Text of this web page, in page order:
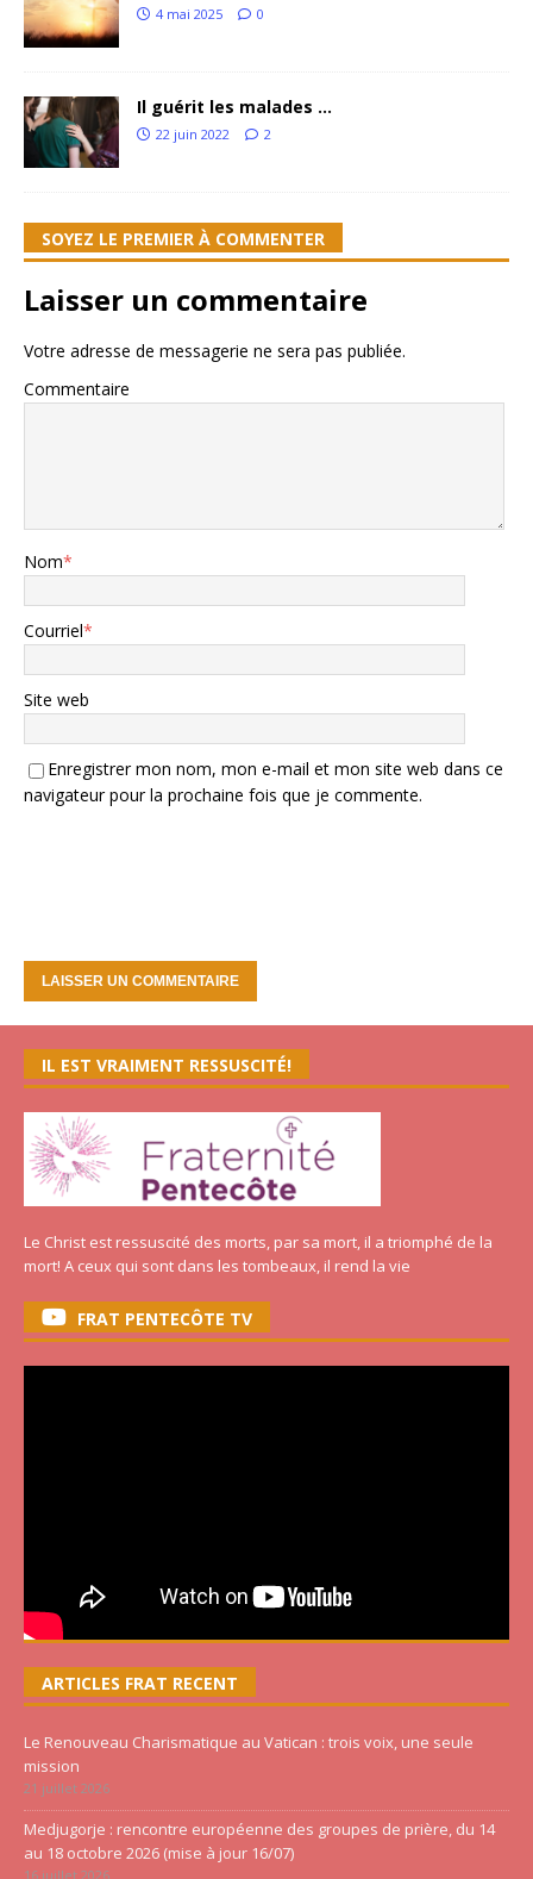
4 mai 2025 0
Il guérit les malades …
22 juin 2022 2
SOYEZ LE PREMIER À COMMENTER
Laisser un commentaire
Votre adresse de messagerie ne sera pas publiée.
Commentaire
Nom*
Courriel*
Site web
Enregistrer mon nom, mon e-mail et mon site web dans ce
navigateur pour la prochaine fois que je commente.
IL EST VRAIMENT RESSUSCITÉ!
Le Christ est ressuscité des morts, par sa mort, il a triomphé de la
mort! A ceux qui sont dans les tombeaux, il rend la vie
FRAT PENTECÔTE TV
ARTICLES FRAT RECENT
Le Renouveau Charismatique au Vatican : trois voix, une seule
mission
21 juillet 2026
Medjugorje : rencontre européenne des groupes de prière, du 14
au 18 octobre 2026 (mise à jour 16/07)
16 juillet 2026